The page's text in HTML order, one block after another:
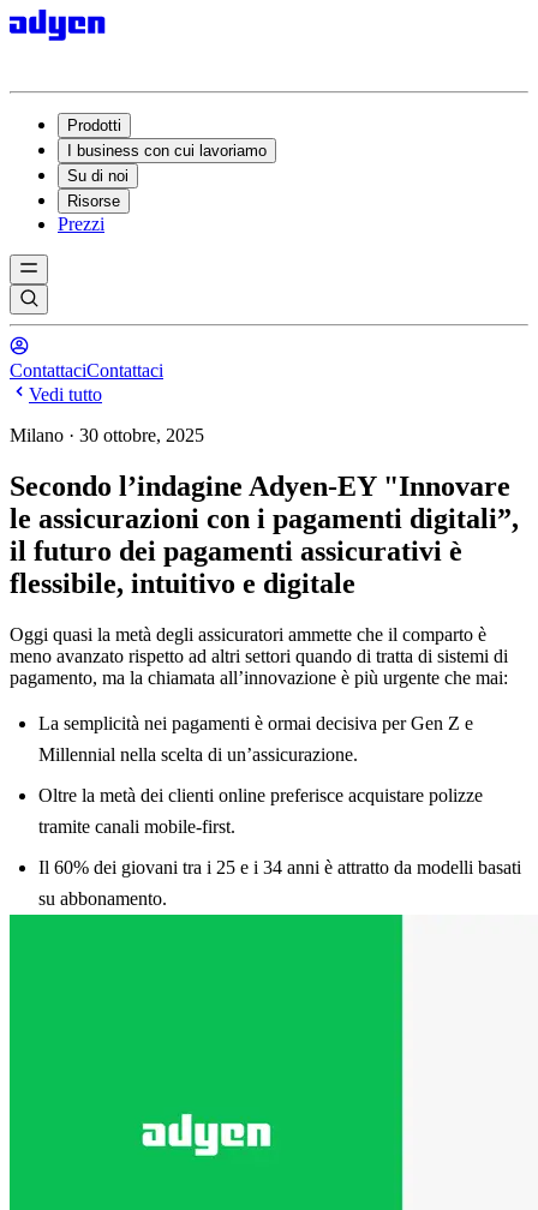
Prodotti
I business con cui lavoriamo
Su di noi
Risorse
Prezzi
ContattaciContattaci
Vedi tutto
Milano · 30 ottobre, 2025
Secondo l’indagine Adyen-EY "Innovare
le assicurazioni con i pagamenti digitali”,
il futuro dei pagamenti assicurativi è
flessibile, intuitivo e digitale
Oggi quasi la metà degli assicuratori ammette che il comparto è
meno avanzato rispetto ad altri settori quando di tratta di sistemi di
pagamento, ma la chiamata all’innovazione è più urgente che mai:
La semplicità nei pagamenti è ormai decisiva per Gen Z e
Millennial nella scelta di un’assicurazione.
Oltre la metà dei clienti online preferisce acquistare polizze
tramite canali mobile-first.
Il 60% dei giovani tra i 25 e i 34 anni è attratto da modelli basati
su abbonamento.